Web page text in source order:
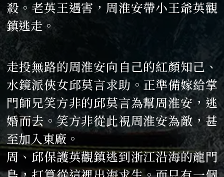
殺。老英王遇害，周淮安帶小王爺英觀
鎮逃走。
走投無路的周淮安向自己的紅顏知己、
水鏡派俠女邱莫言求助。正準備嫁給掌
門師兄笑方非的邱莫言為幫周淮安，逃
婚而去。笑方非從此視周淮安為敵，甚
至加入東廠。
周、邱保護英觀鎮逃到浙江沿海的龍門